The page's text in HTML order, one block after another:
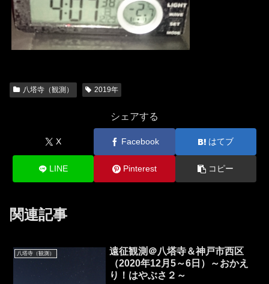
八塔寺（観測） 2019年
シェアする
X Facebook はてブ
LINE Pinterest コピー
関連記事
八塔寺（観測）
遠征観測＠八塔寺＆神戸市西区
（2020年12月5～6日）～おかえ
り！はやぶさ２～